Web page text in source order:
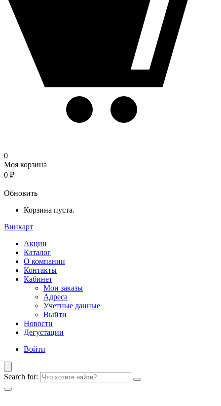
0
Моя корзина
0 ₽
Обновить
Корзина пуста.
Винкарт
Акции
Каталог
О компании
Контакты
Кабинет
Мои заказы
Адреса
Учетные данные
Выйти
Новости
Дегустации
Войти
Search for: